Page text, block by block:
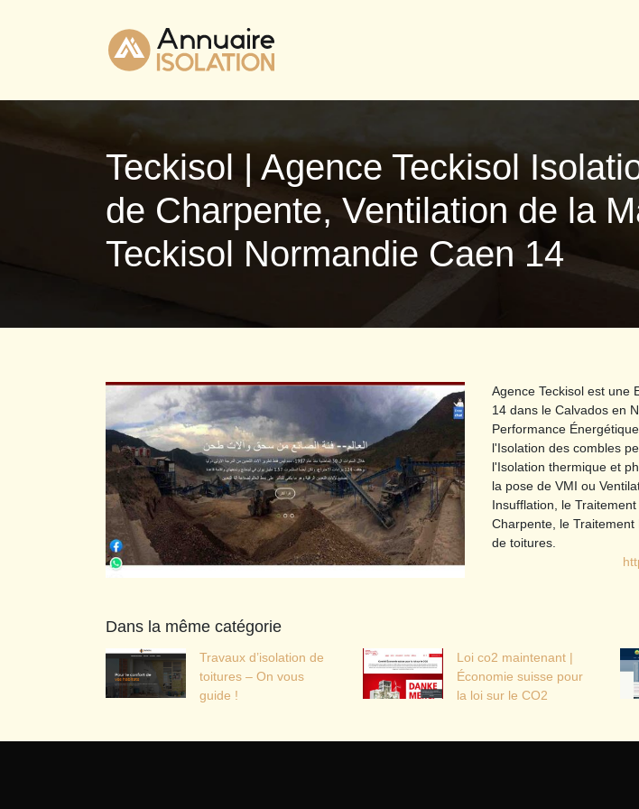
Teckisol | Agence Teckisol
de Charpente, Ventilation de la
Teckisol Normandie Caen 14
Agence Teckisol est une
14 dans le Calvados en
Performance
l'Isolation des combles
l'Isolation thermique et
la pose de VMI ou
Insufflation, le
Charpente, le
de toitures.
Dans la même catégorie
Travaux d’isolation de
toitures – On vous
guide !
Loi co2 maintenant |
Économie suisse pour
la loi sur le CO2